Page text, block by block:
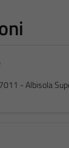
- Albisola